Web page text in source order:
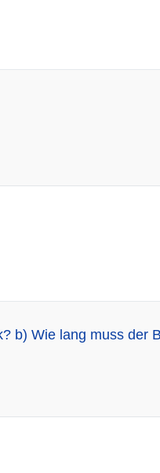
b) Wie lang muss der